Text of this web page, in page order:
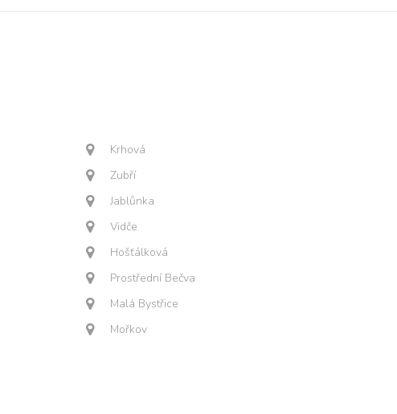
Krhová
Zubří
Jablůnka
Vidče
Hošťálková
Prostřední Bečva
Malá Bystřice
Mořkov